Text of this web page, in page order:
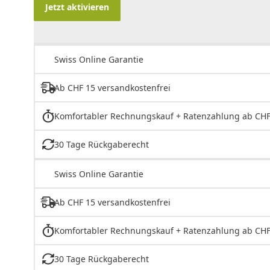
Jetzt aktivieren
Swiss Online Garantie
Ab CHF 15 versandkostenfrei
Komfortabler Rechnungskauf + Ratenzahlung ab
30 Tage Rückgaberecht
Swiss Online Garantie
Ab CHF 15 versandkostenfrei
Komfortabler Rechnungskauf + Ratenzahlung ab
30 Tage Rückgaberecht